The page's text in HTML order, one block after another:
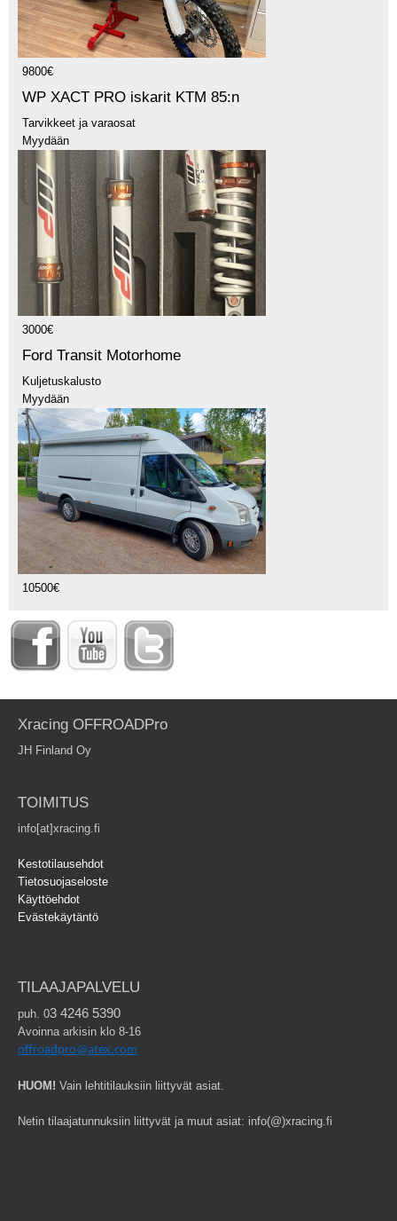
9800€
WP XACT PRO iskarit KTM 85:n
Tarvikkeet ja varaosat
Myydään
3000€
Ford Transit Motorhome
Kuljetuskalusto
Myydään
10500€
Xracing OFFROADPro
JH Finland Oy
TOIMITUS
info[at]xracing.fi
Kestotilausehdot
Tietosuojaseloste
Käyttöehdot
Evästekäytäntö
TILAAJAPALVELU
puh. 03 4246 5390
Avoinna arkisin klo 8-16
offroadpro@atex.com
HUOM! Vain lehtitilauksiin liittyvät asiat.
Netin tilaajatunnuksiin liittyvät ja muut asiat: info(@)xracing.fi